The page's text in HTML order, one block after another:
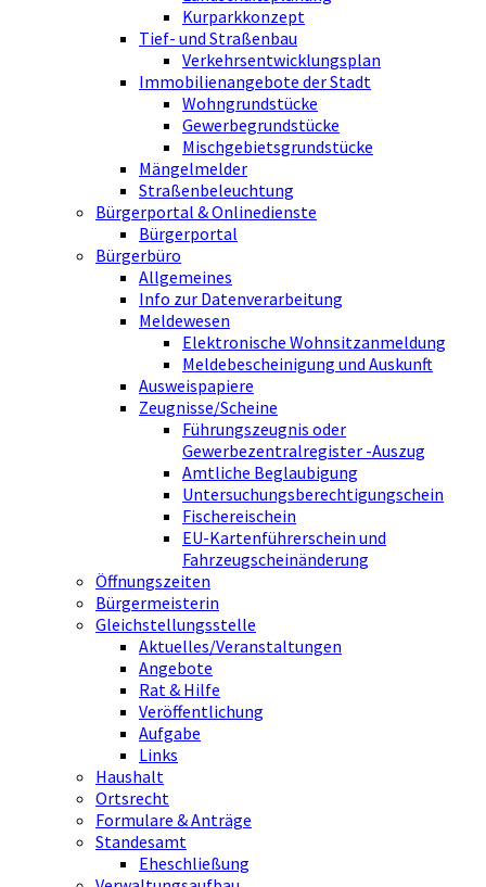
Kurparkkonzept
Tief- und Straßenbau
Verkehrsentwicklungsplan
Immobilienangebote der Stadt
Wohngrundstücke
Gewerbegrundstücke
Mischgebietsgrundstücke
Mängelmelder
Straßenbeleuchtung
Bürgerportal & Onlinedienste
Bürgerportal
Bürgerbüro
Allgemeines
Info zur Datenverarbeitung
Meldewesen
Elektronische Wohnsitzanmeldung
Meldebescheinigung und Auskunft
Ausweispapiere
Zeugnisse/Scheine
Führungszeugnis oder
Gewerbezentralregister -Auszug
Amtliche Beglaubigung
Untersuchungsberechtigungschein
Fischereischein
EU-Kartenführerschein und
Fahrzeugscheinänderung
Öffnungszeiten
Bürgermeisterin
Gleichstellungsstelle
Aktuelles/Veranstaltungen
Angebote
Rat & Hilfe
Veröffentlichung
Aufgabe
Links
Haushalt
Ortsrecht
Formulare & Anträge
Standesamt
Eheschließung